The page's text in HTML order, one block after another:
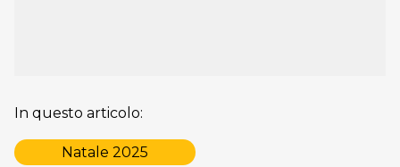
In questo articolo:
Natale 2025